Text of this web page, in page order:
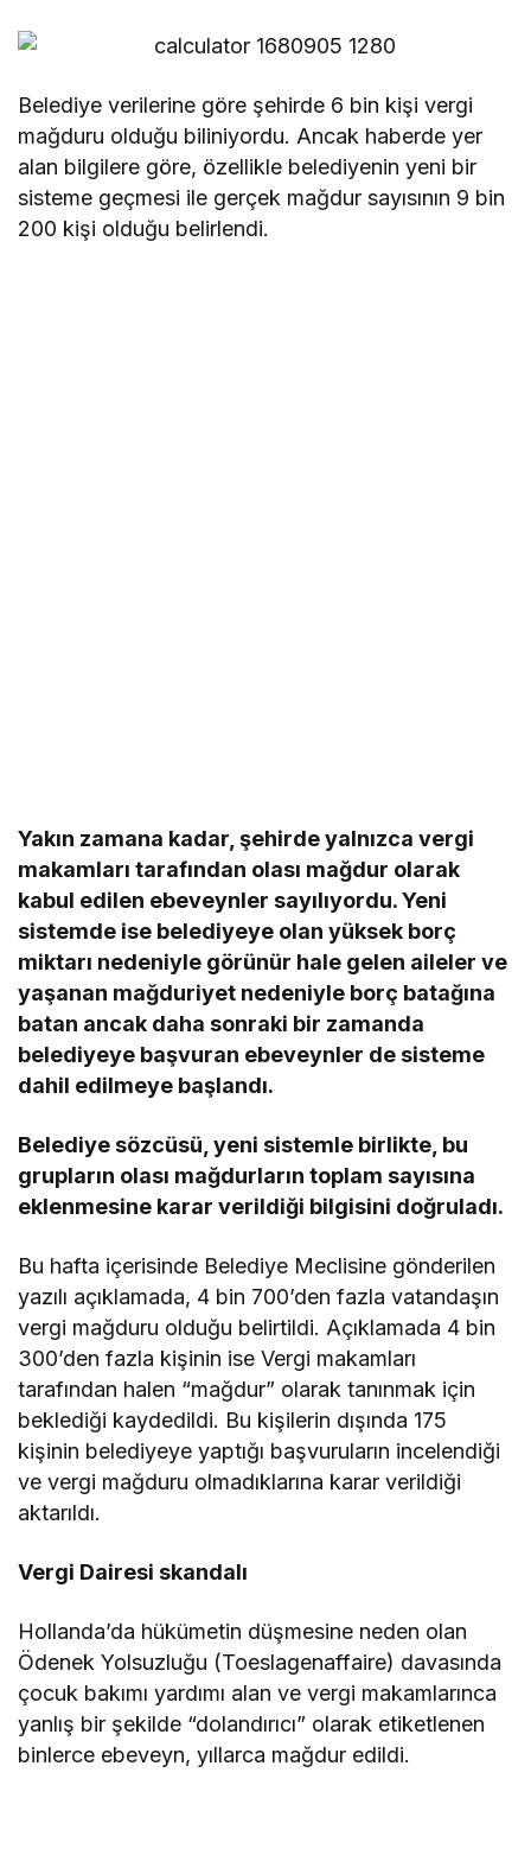
Belediye verilerine göre şehirde 6 bin kişi vergi
mağduru olduğu biliniyordu. Ancak haberde yer
alan bilgilere göre, özellikle belediyenin yeni bir
sisteme geçmesi ile gerçek mağdur sayısının 9 bin
200 kişi olduğu belirlendi.
Yakın zamana kadar, şehirde yalnızca vergi
makamları tarafından olası mağdur olarak
kabul edilen ebeveynler sayılıyordu. Yeni
sistemde ise belediyeye olan yüksek borç
miktarı nedeniyle görünür hale gelen aileler ve
yaşanan mağduriyet nedeniyle borç batağına
batan ancak daha sonraki bir zamanda
belediyeye başvuran ebeveynler de sisteme
dahil edilmeye başlandı.
Belediye sözcüsü, yeni sistemle birlikte, bu
grupların olası mağdurların toplam sayısına
eklenmesine karar verildiği bilgisini doğruladı.
Bu hafta içerisinde Belediye Meclisine gönderilen
yazılı açıklamada, 4 bin 700’den fazla vatandaşın
vergi mağduru olduğu belirtildi. Açıklamada 4 bin
300’den fazla kişinin ise Vergi makamları
tarafından halen “mağdur” olarak tanınmak için
beklediği kaydedildi. Bu kişilerin dışında 175
kişinin belediyeye yaptığı başvuruların incelendiği
ve vergi mağduru olmadıklarına karar verildiği
aktarıldı.
Vergi Dairesi skandalı
Hollanda’da hükümetin düşmesine neden olan
Ödenek Yolsuzluğu (Toeslagenaffaire) davasında
çocuk bakımı yardımı alan ve vergi makamlarınca
yanlış bir şekilde “dolandırıcı” olarak etiketlenen
binlerce ebeveyn, yıllarca mağdur edildi.